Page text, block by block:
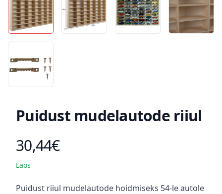
Puidust mudelautode riiul
Toote hind
30,44€
Laos
Kirjeldus
Puidust riiul mudelautode hoidmiseks 54-le autole